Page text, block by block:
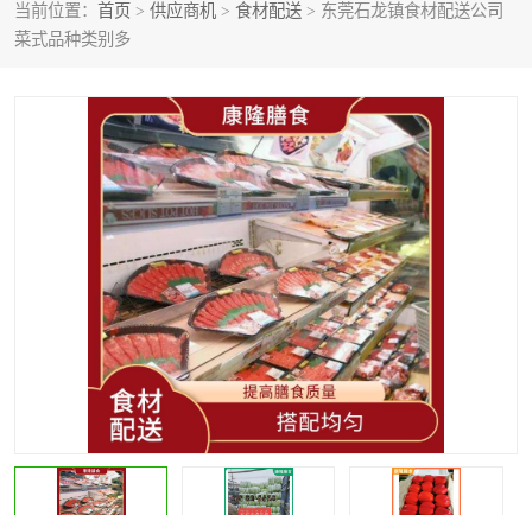
当前位置： 首页 > 供应商机 > 食材配送 > 东莞石龙镇食材配送公司
菜式品种类别多
调料配送 企业工厂食堂承包
干货配送 副食配送
水果配送